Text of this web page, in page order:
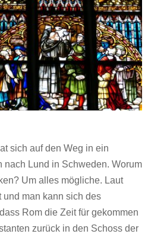
sich auf den Weg in ein
nach Lund in Schweden. Worum
Um alles mögliche. Laut
man kann sich des
Rom die Zeit für gekommen
zurück in den Schoss der